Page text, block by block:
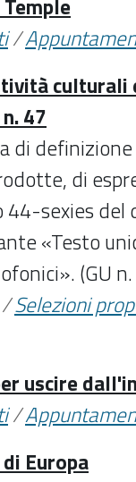
/
culturali
47
di
di
44-sexies
«Testo
(GU
Selezioni
uscire
/
Europa